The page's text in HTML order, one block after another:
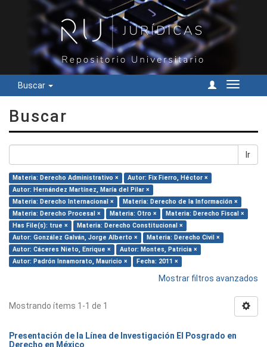
Buscar
Cambiar
Buscar
Ir
Materia: Derecho Administrativo ×
Autor: Fix Fierro, Héctor ×
Autor: Hernández Martínez, María del Pilar ×
Materia: Derecho Internacional ×
Materia: Derecho de la Información ×
Materia: Derecho Procesal ×
Materia: Otro ×
Materia: Derecho Fiscal ×
Has File(s): true ×
Materia: Derecho Constitucional ×
Autor: González Galván, Jorge Alberto ×
Materia: Derecho Civil ×
Autor: Cáceres Nieto, Enrique ×
Autor: Montes, Patricia ×
Autor: Padrón Innamorato, Mauricio ×
Fecha: 2011 ×
Mostrar filtros avanzados
Mostrando ítems 1-1 de 1
Presentación de la Línea de Investigación El Posgrado en
Derecho en México